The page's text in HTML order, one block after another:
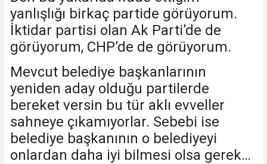
yanlışlığı birkaç partide görüyorum.
İktidar partisi olan Ak Parti’de de
görüyorum, CHP’de de görüyorum.
Mevcut belediye başkanlarının
yeniden aday olduğu partilerde
bereket versin bu tür aklı evveller
sahneye çıkamıyorlar. Sebebi ise
belediye başkanının o belediyeyi
onlardan daha iyi bilmesi olsa gerek…